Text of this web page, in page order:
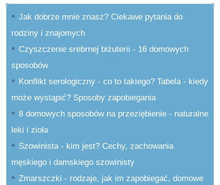
Jak dobrze mnie znasz? Ciekawe pytania do
rodziny i znajomych
Czyszczenie srebrnej biżuterii - 16 domowych
sposobów
Konflikt serologiczny - co to takiego? Tabela - kiedy
może wystąpić? Sposoby zapobiegania
8 domowych sposobów na przeziębienie - naturalne
leki i zioła
Szowinista - kim jest? Cechy, zachowania
męskiego i damskiego szowinisty
Zmarszczki - rodzaje, jak im zapobiegać, domowe